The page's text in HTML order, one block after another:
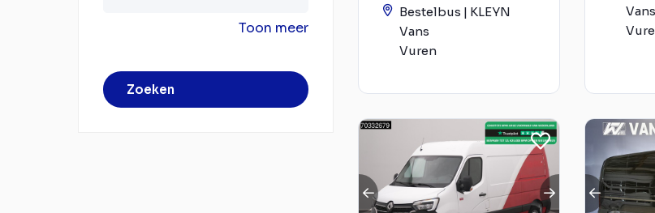
Toon meer
Zoeken
Bestelbus | KLEYN
Vans
Vuren
Vans